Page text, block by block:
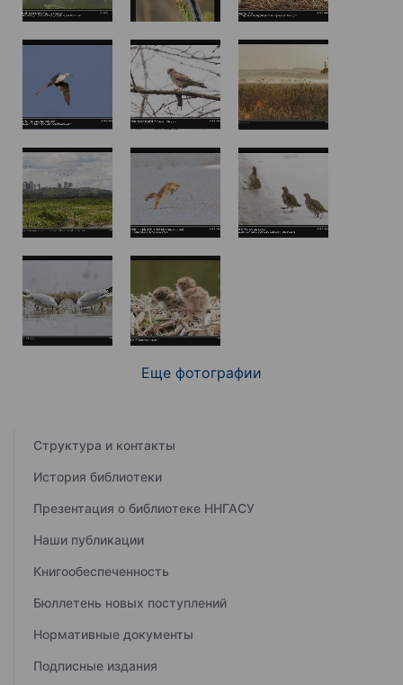
Еще фотографии
Структура и контакты
История библиотеки
Презентация о библиотеке ННГАСУ
Наши публикации
Книгообеспеченность
Бюллетень новых поступлений
Нормативные документы
Подписные издания